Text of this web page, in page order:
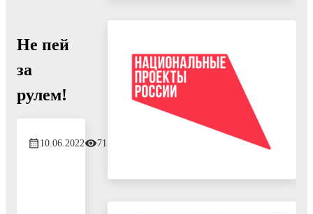
Не пей
за
рулем!
10.06.2022 715